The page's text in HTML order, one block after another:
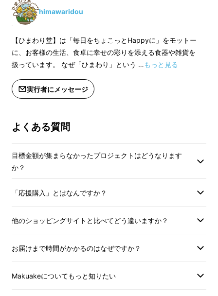
himawaridou
【ひまわり堂】は「毎日をちょこっとHappyに」をモットー
に、お客様の生活、食卓に幸せの彩りを添える食器や雑貨を
扱っています。 なぜ「ひまわり」という …もっと見る
実行者にメッセージ
よくある質問
目標金額が集まらなかったプロジェクトはどうなります
か？
「応援購入」とはなんですか？
他のショッピングサイトと比べてどう違いますか？
お届けまで時間がかかるのはなぜですか？
Makuakeについてもっと知りたい